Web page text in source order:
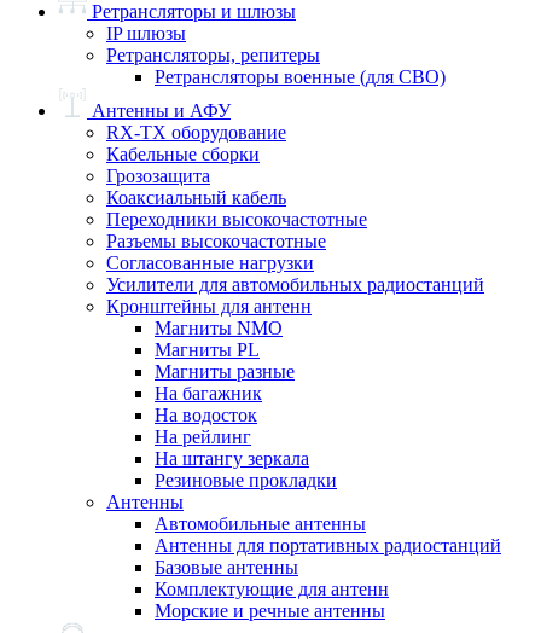
Ретрансляторы и шлюзы
IP шлюзы
Ретрансляторы, репитеры
Ретрансляторы военные (для СВО)
Антенны и АФУ
RX-TX оборудование
Кабельные сборки
Грозозащита
Коаксиальный кабель
Переходники высокочастотные
Разъемы высокочастотные
Согласованные нагрузки
Усилители для автомобильных радиостанций
Кронштейны для антенн
Магниты NMO
Магниты PL
Магниты разные
На багажник
На водосток
На рейлинг
На штангу зеркала
Резиновые прокладки
Антенны
Автомобильные антенны
Антенны для портативных радиостанций
Базовые антенны
Комплектующие для антенн
Морские и речные антенны